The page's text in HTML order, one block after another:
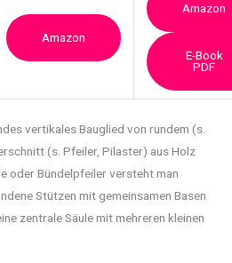
Amazon
Amazon
E-Book
PDF
vertikales Bauglied von rundem (s.
(s. Pfeiler, Pilaster) aus Holz
oder Bündelpfeiler versteht man
Stützen mit gemeinsamen Basen
zentrale Säule mit mehreren kleinen